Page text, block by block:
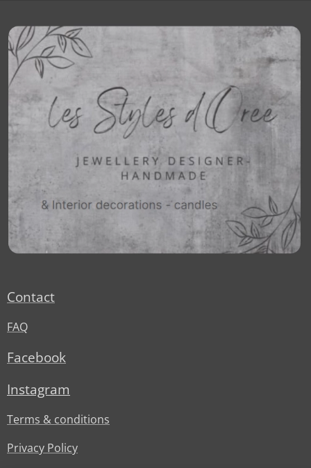
Contact
FAQ
Facebook
Instagram
Terms & conditions
Privacy Policy